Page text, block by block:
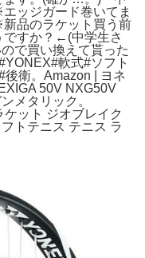
ッジガード巻いてま
品のラケット買う前
ですか？←(中学生さ
で買い換えて貰った
軟式#ソフト
後衛。Amazon | ヨネ
50V NXG50V
メタリック。
ット ジオブレイク
トテニス テニス ラ